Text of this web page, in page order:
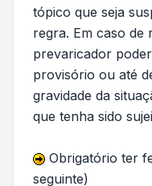
tópico que seja
regra. Em caso de
prevaricador
provisório ou até
gravidade da
que tenha sido
Obrigatório ter
seguinte)